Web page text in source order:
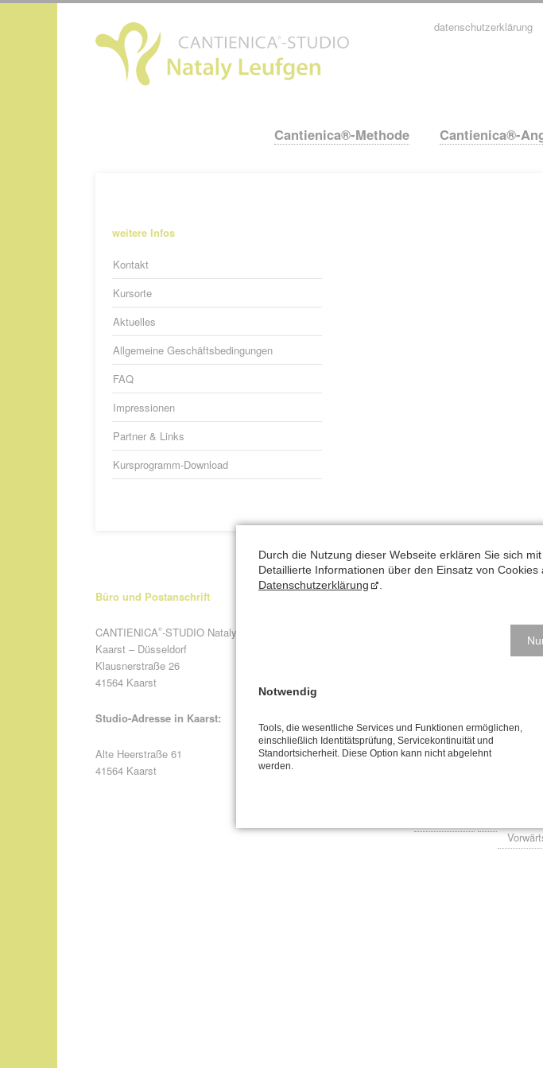
Navigation
Cantienica®-Methode Cantienica®-
überspringen
datenschutzerklärung
Navigation
weitere Infos
Kontakt
Kursorte
Aktuelles
Allgemeine Geschäftsbedingungen
FAQ
Impressionen
Partner & Links
Kursprogramm-Download
Büro und Postanschrift
CANTIENICA®-STUDIO Nataly Leufgen
Kaarst – Düsseldorf
Klausnerstraße 26
41564 Kaarst
Studio-Adresse in Kaarst:
Alte Heerstraße 61
41564 Kaarst
Plädoyer für die Hüfte
Durch die Nutzung dieser Webseite erklären Sie sich
Detaillierte Informationen über den Einsatz von
Datenschutzerklärung
Notwendig
Tools, die wesentliche Services und Funktionen ermöglichen,
einschließlich Identitätsprüfung, Servicekontinuität und
Standortsicherheit. Diese Option kann nicht abgelehnt
werden.